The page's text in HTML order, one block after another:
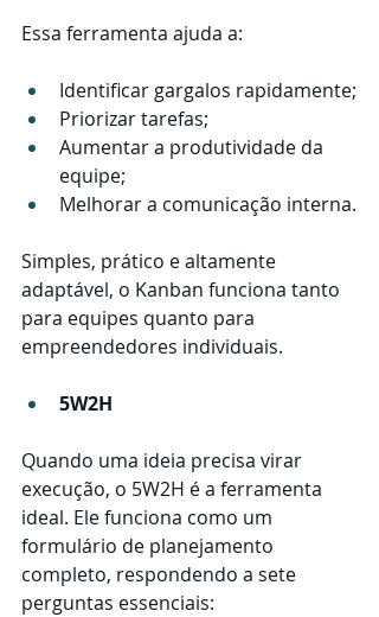
Essa ferramenta ajuda a:
Identificar gargalos rapidamente;
Priorizar tarefas;
Aumentar a produtividade da
equipe;
Melhorar a comunicação interna.
Simples, prático e altamente
adaptável, o Kanban funciona tanto
para equipes quanto para
empreendedores individuais.
5W2H
Quando uma ideia precisa virar
execução, o 5W2H é a ferramenta
ideal. Ele funciona como um
formulário de planejamento
completo, respondendo a sete
perguntas essenciais: